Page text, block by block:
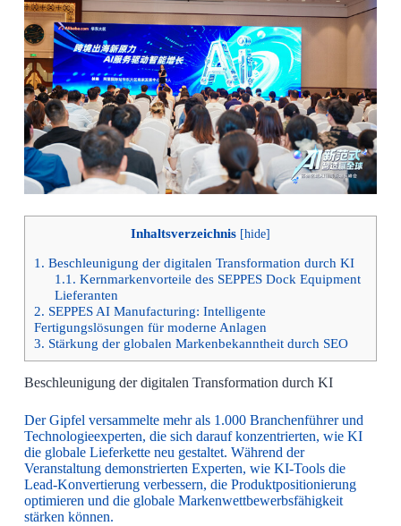
Inhaltsverzeichnis [hide]
1. Beschleunigung der digitalen Transformation durch KI
1.1. Kernmarkenvorteile des SEPPES Dock Equipment
Lieferanten
2. SEPPES AI Manufacturing: Intelligente
Fertigungslösungen für moderne Anlagen
3. Stärkung der globalen Markenbekanntheit durch SEO
Beschleunigung der digitalen Transformation durch KI
Der Gipfel versammelte mehr als 1.000 Branchenführer und
Technologieexperten, die sich darauf konzentrierten, wie KI
die globale Lieferkette neu gestaltet. Während der
Veranstaltung demonstrierten Experten, wie KI-Tools die
Lead-Konvertierung verbessern, die Produktpositionierung
optimieren und die globale Markenwettbewerbsfähigkeit
stärken können.